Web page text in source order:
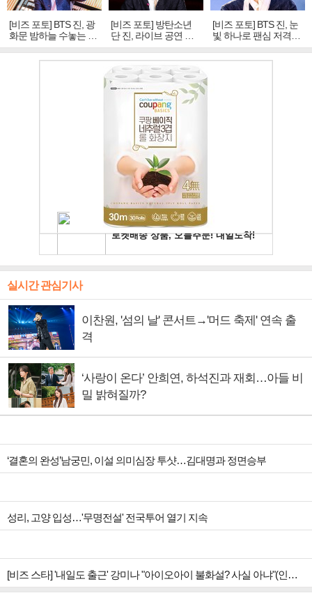
[비즈 포토] BTS 진, 광
화문 밤하늘 수놓는 '비
주얼 킹'의 열창
[비즈 포토] 방탄소년
단 진, 라이브 공연 중
빛나는 독보적 아우라
[비즈 포토] BTS 진, 눈
빛 하나로 팬심 저격…
독보적 카리스마
실시간 관심기사
이찬원, '섬의 날' 콘서트→'머드 축제' 연속 출
격
‘사랑이 온다’ 안희연, 하석진과 재회…아들 비
밀 밝혀질까?
‘결혼의 완성’남궁민, 이설 의미심장 투샷…김대명과 정면승부
성리, 고양 입성…'무명전설' 전국투어 열기 지속
[비즈 스타] '내일도 출근' 강미나 "아이오아이 불화설? 사실 아냐"(인터뷰)